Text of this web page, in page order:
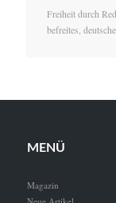
Freiheit durch
befreites,
MENÜ
Magazin